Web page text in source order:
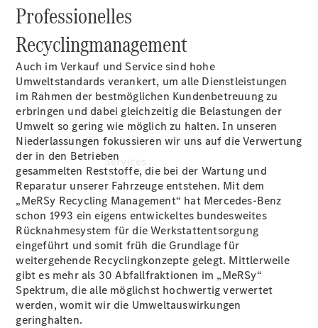
Store
Services
Übersicht
Serviceangebote
Reifen &
Professionelles
Recyclingmanagement
Auch im Verkauf und Service sind hohe
Umweltstandards verankert, um alle Dienstleistungen
im Rahmen der bestmöglichen Kundenbetreuung zu
erbringen und dabei gleichzeitig die Belastungen der
Umwelt so gering wie möglich zu halten. In unseren
Niederlassungen fokussieren wir uns auf die Verwertung
der in den Betrieben
gesammelten Reststoffe, die bei der Wartung und
Reparatur unserer Fahrzeuge entstehen. Mit dem
„MeRSy Recycling Management“ hat Mercedes-Benz
schon 1993 ein eigens entwickeltes bundesweites
Rücknahmesystem für die Werkstattentsorgung
eingeführt und somit früh die Grundlage für
weitergehende Recyclingkonzepte gelegt. Mittlerweile
gibt es mehr als 30 Abfallfraktionen im „MeRSy“
Spektrum, die alle möglichst hochwertig verwertet
werden, womit wir die Umweltauswirkungen
geringhalten.